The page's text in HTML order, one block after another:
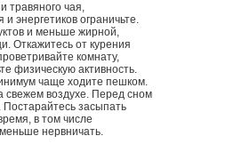
травяного чая,
энергетиков ограничьте.
и меньше жирной,
Откажитесь от курения
комнату,
физическую активность.
чаще ходите пешком.
воздухе. Перед сном
засыпать
в том числе
нервничать.